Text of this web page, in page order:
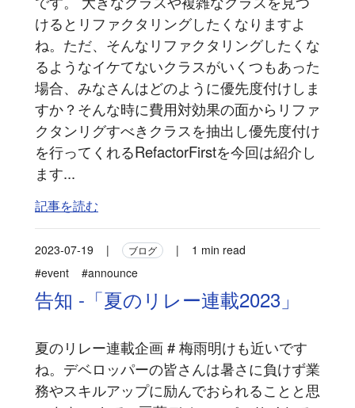
けるとリファクタリングしたくなりますよ
ね。ただ、そんなリファクタリングしたくな
るようなイケてないクラスがいくつもあった
場合、みなさんはどのように優先度付けしま
すか？そんな時に費用対効果の面からリファ
クタンリグすべきクラスを抽出し優先度付け
を行ってくれるRefactorFirstを今回は紹介し
ます...
記事を読む
2023-07-19 | ブログ |
1 min read
#event
#announce
告知 -「夏のリレー連載2023」
夏のリレー連載企画 # 梅雨明けも近いです
ね。デベロッパーの皆さんは暑さに負けず業
務やスキルアップに励んでおられることと思